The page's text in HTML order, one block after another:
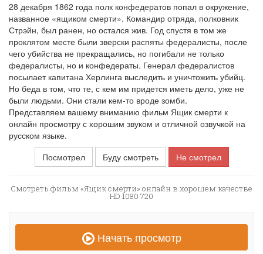
28 декабря 1862 года полк конфедератов попал в окружение,
названное «ящиком смерти». Командир отряда, полковник
Стрэйн, был ранен, но остался жив. Год спустя в том же
проклятом месте были зверски распяты федералисты, после
чего убийства не прекращались, но погибали не только
федералисты, но и конфедераты. Генерал федералистов
посылает капитана Херлинга выследить и уничтожить убийц.
Но беда в том, что те, с кем им придется иметь дело, уже не
были людьми. Они стали кем-то вроде зомби.
Представляем вашему вниманию фильм Ящик смерти к
онлайн просмотру с хорошим звуком и отличной озвучкой на
русском языке.
Посмотрел
Буду смотреть Не смотрел
Смотреть фильм «Ящик смерти» онлайн в хорошем качестве
HD 1080 720
Начать просмотр